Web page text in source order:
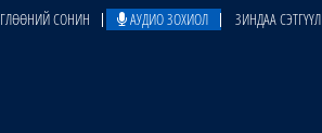
СОНИН АУДИО ЗОХИОЛ ЗИНДАА СЭТГҮҮЛ